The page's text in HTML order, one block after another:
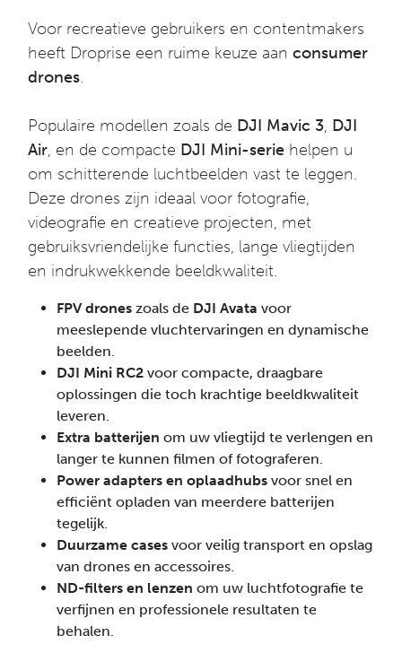
Voor recreatieve gebruikers en contentmakers
heeft Droprise een ruime keuze aan consumer
drones.
Populaire modellen zoals de DJI Mavic 3, DJI
Air, en de compacte DJI Mini-serie helpen u
om schitterende luchtbeelden vast te leggen.
Deze drones zijn ideaal voor fotografie,
videografie en creatieve projecten, met
gebruiksvriendelijke functies, lange vliegtijden
en indrukwekkende beeldkwaliteit.
FPV drones zoals de DJI Avata voor
meeslepende vluchtervaringen en dynamische
beelden.
DJI Mini RC2 voor compacte, draagbare
oplossingen die toch krachtige beeldkwaliteit
leveren.
Extra batterijen om uw vliegtijd te verlengen en
langer te kunnen filmen of fotograferen.
Power adapters en oplaadhubs voor snel en
efficiënt opladen van meerdere batterijen
tegelijk.
Duurzame cases voor veilig transport en opslag
van drones en accessoires.
ND-filters en lenzen om uw luchtfotografie te
verfijnen en professionele resultaten te
behalen.